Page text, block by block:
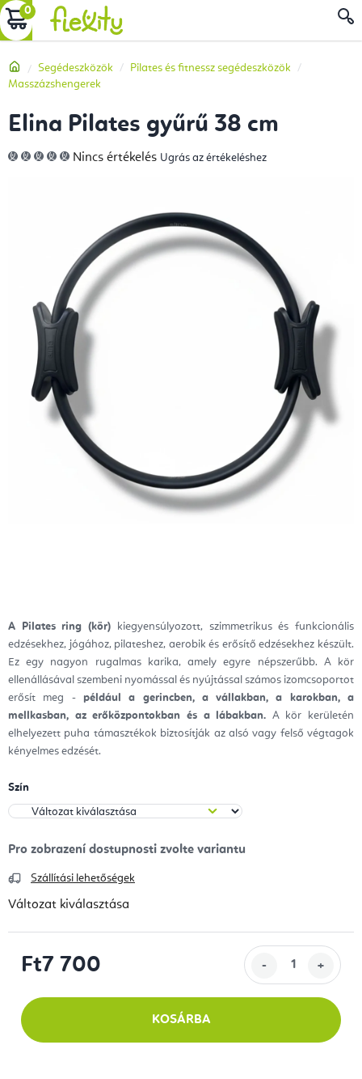
Ugrás
a
tartalomhoz
KOSÁR
Kezdőlap
Segédeszközök
Pilates és fitnessz segédeszközök
Masszázshengerek
A Pilates ring (kör) kiegyensúlyozott, szimmetrikus és funkcionális
edzésekhez, jógához, pilateshez, aerobik és erősítő edzésekhez készült.
Ez egy nagyon rugalmas karika, amely egyre népszerűbb. A kör
ellenállásával szembeni nyomással és nyújtással számos izomcsoportot
erősít meg - például a gerincben, a vállakban, a karokban,
a
mellkasban, az erőközpontokban és a lábakban. A kör kerületén
elhelyezett puha támasztékok biztosítják az alsó vagy felső végtagok
kényelmes edzését.
Szín
Szállítási lehetőségek
Változat kiválasztása
Ft7 700
KOSÁRBA
Elina Pilates gyűrű 38 cm
A
termék
Nincs értékelés Ugrás az értékeléshez